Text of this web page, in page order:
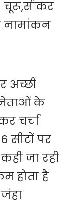
चूरू,सीकर
नामांकन
अच्छी
नेताओं के
चर्चा
सीटों पर
जा रही
होता है